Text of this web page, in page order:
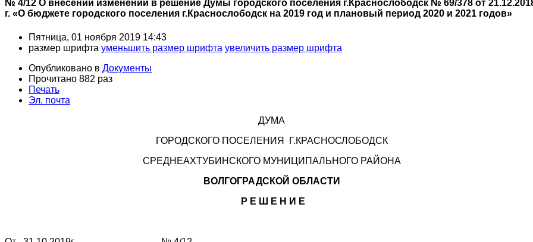
№ 4/12 О внесении изменений в решение Думы городского поселения г.Краснослободск № 69/378 от
г. «О бюджете городского поселения г.Краснослободск на 2019 год и плановый период 2020 и 2021 годов»
Пятница, 01 ноября 2019 14:43
размер шрифта уменьшить размер шрифта увеличить размер шрифта
Опубликовано в Документы
Прочитано 882 раз
Печать
Эл. почта
ДУМА
ГОРОДСКОГО ПОСЕЛЕНИЯ Г.КРАСНОСЛОБОДСК
СРЕДНЕАХТУБИНСКОГО МУНИЦИПАЛЬНОГО РАЙОНА
ВОЛГОГРАДСКОЙ ОБЛАСТИ
Р Е Ш Е Н И Е